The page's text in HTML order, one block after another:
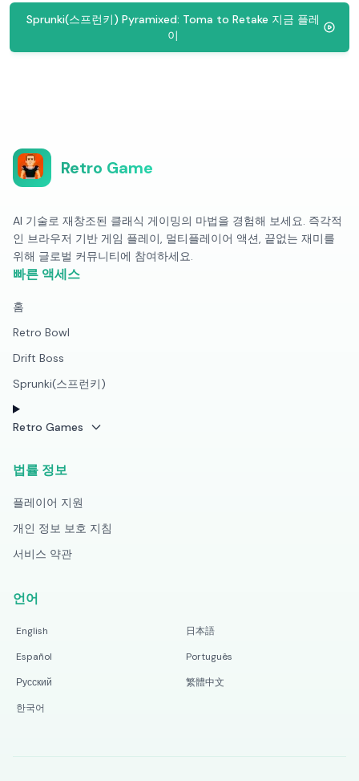
Sprunki(스프런키) Pyramixed: Toma to Retake 지금 플레
이
Retro Game
AI 기술로 재창조된 클래식 게이밍의 마법을 경험해 보세요. 즉각적
인 브라우저 기반 게임 플레이, 멀티플레이어 액션, 끝없는 재미를
위해 글로벌 커뮤니티에 참여하세요.
빠른 액세스
홈
Retro Bowl
Drift Boss
Sprunki(스프런키)
Retro Games
법률 정보
플레이어 지원
개인 정보 보호 지침
서비스 약관
언어
English
日本語
Español
Português
Русский
繁體中文
한국어